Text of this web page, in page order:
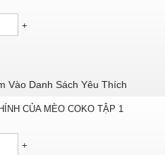
+
Vào Danh Sách Yêu Thích
CỦA MÈO COKO TẬP 1
+